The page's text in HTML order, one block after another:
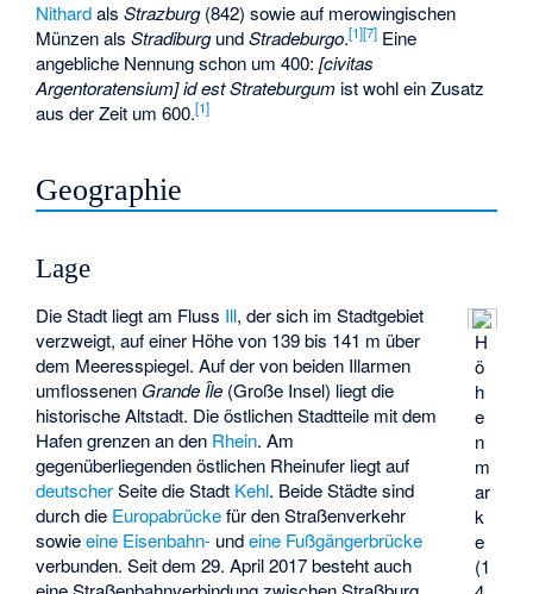
NithardalsStrazburg(842) sowie auf merowingischen
Münzen alsStradiburgundStradeburgo.[1][7] Eine
angebliche Nennung schon um 400:[civitas
Argentoratensium] id est Strateburgum ist wohl ein Zusatz
aus der Zeit um 600.[1]
Geographie
Lage
H
ö
h
e
n
m
ar
k
e
(1
Die Stadt liegt am Fluss Ill, der sich im Stadtgebiet
verzweigt, auf einer Höhe von 139 bis 141 m über
dem Meeresspiegel. Auf der von beiden Illarmen
umflossenen Grande Île (Große Insel) liegt die
historische Altstadt. Die östlichen Stadtteile mit dem
Hafen grenzen an den Rhein. Am
gegenüberliegenden östlichen Rheinufer liegt auf
deutscherSeite die Stadt Kehl. Beide Städte sind
durch die Europabrückefür den Straßenverkehr
sowieeine Eisenbahn- undeine Fußgängerbrücke
verbunden. Seit dem 29. April 2017 besteht auch